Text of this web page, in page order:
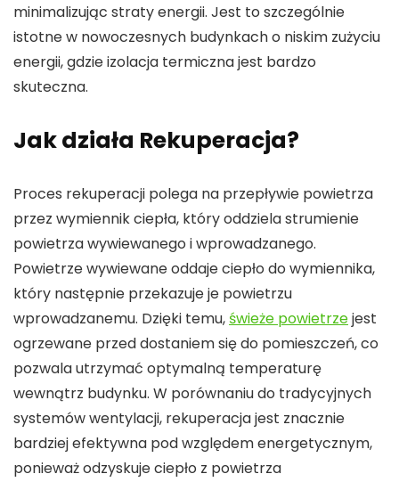
minimalizując straty energii. Jest to szczególnie
istotne w nowoczesnych budynkach o niskim zużyciu
energii, gdzie izolacja termiczna jest bardzo
skuteczna.
Jak działa Rekuperacja?
Proces rekuperacji polega na przepływie powietrza
przez wymiennik ciepła, który oddziela strumienie
powietrza wywiewanego i wprowadzanego.
Powietrze wywiewane oddaje ciepło do wymiennika,
który następnie przekazuje je powietrzu
wprowadzanemu. Dzięki temu,świeże powietrzejest
ogrzewane przed dostaniem się do pomieszczeń, co
pozwala utrzymać optymalną temperaturę
wewnątrz budynku. W porównaniu do tradycyjnych
systemów wentylacji, rekuperacja jest znacznie
bardziej efektywna pod względem energetycznym,
ponieważ odzyskuje ciepło z powietrza